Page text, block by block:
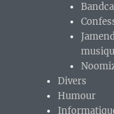
Divers
Humour